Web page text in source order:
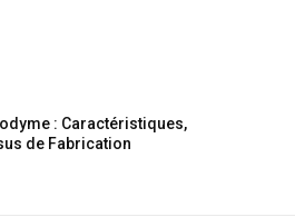
: Caractéristiques,
de Fabrication